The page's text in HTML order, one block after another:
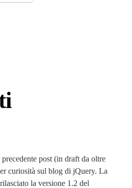
post (in draft da oltre
curiosità sul blog di jQuery. La
la versione 1.2 del